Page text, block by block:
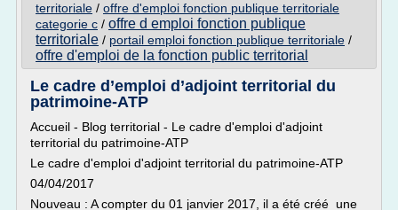
territoriale / offre d'emploi fonction publique territoriale
categorie c / offre d emploi fonction publique
territoriale / portail emploi fonction publique territoriale /
offre d'emploi de la fonction public territorial
Le cadre d’emploi d’adjoint territorial du
patrimoine-ATP
Accueil - Blog territorial - Le cadre d'emploi d'adjoint
territorial du patrimoine-ATP
Le cadre d'emploi d'adjoint territorial du patrimoine-ATP
04/04/2017
Nouveau : A compter du 01 janvier 2017, il a été créé une